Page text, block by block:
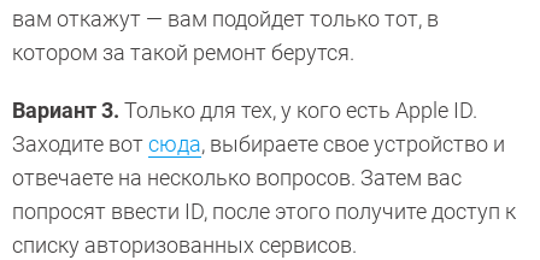
вам откажут — вам подойдет только тот, в
котором за такой ремонт берутся.
Вариант 3. Только для тех, у кого есть Apple ID.
Заходите вотсюда, выбираете свое устройство и
отвечаете на несколько вопросов. Затем вас
попросят ввести ID, после этого получите доступ к
списку авторизованных сервисов.